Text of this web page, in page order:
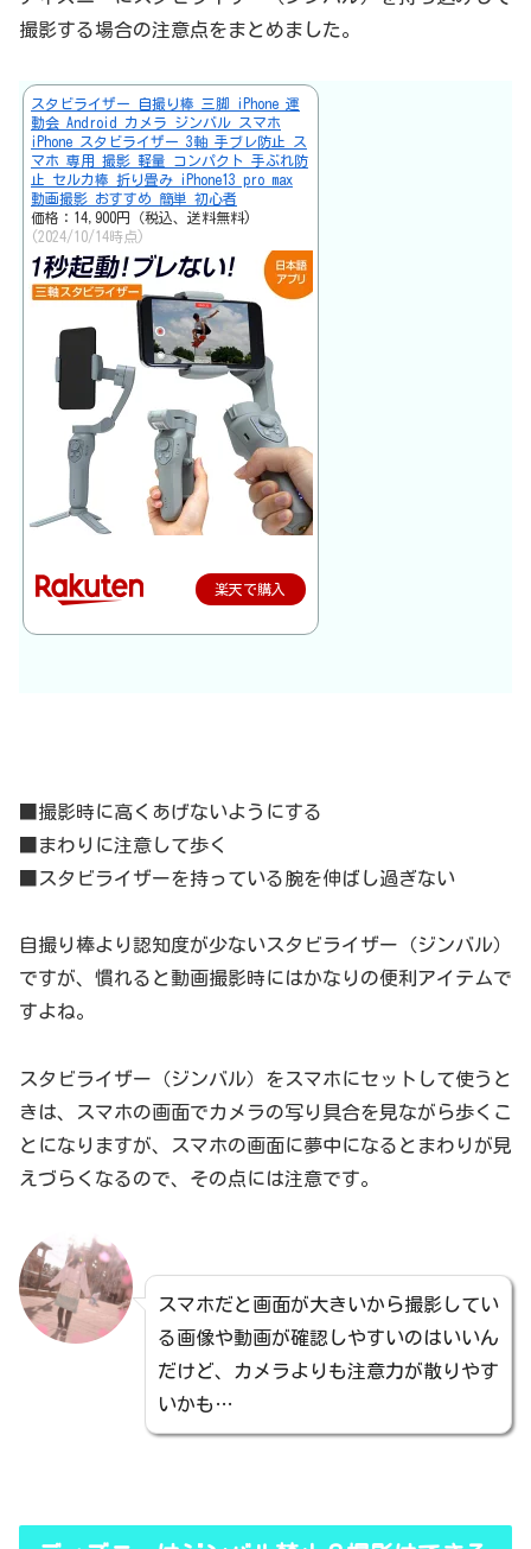
撮影する場合の注意点をまとめました。
スタビライザー 自撮り棒 三脚 iPhone 運
動会 Android カメラ ジンバル スマホ
iPhone スタビライザー 3軸 手ブレ防止 ス
マホ 専用 撮影 軽量 コンパクト 手ぶれ防
止 セルカ棒 折り畳み iPhone13 pro max
動画撮影 おすすめ 簡単 初心者
価格：14,900円（税込、送料無料)
(2024/10/14時点)
楽天で購入
■撮影時に高くあげないようにする
■まわりに注意して歩く
■スタビライザーを持っている腕を伸ばし過ぎない
自撮り棒より認知度が少ないスタビライザー（ジンバル）
ですが、慣れると動画撮影時にはかなりの便利アイテムで
すよね。
スタビライザー（ジンバル）をスマホにセットして使うと
きは、スマホの画面でカメラの写り具合を見ながら歩くこ
とになりますが、スマホの画面に夢中になるとまわりが見
えづらくなるので、その点には注意です。
スマホだと画面が大きいから撮影してい
る画像や動画が確認しやすいのはいいん
だけど、カメラよりも注意力が散りやす
いかも…